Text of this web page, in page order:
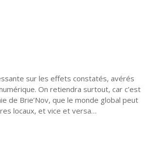
sur les effets constatés, avérés
On retiendra surtout, car c’est
de Brie’Nov, que le monde global peut
locaux, et vice et versa…